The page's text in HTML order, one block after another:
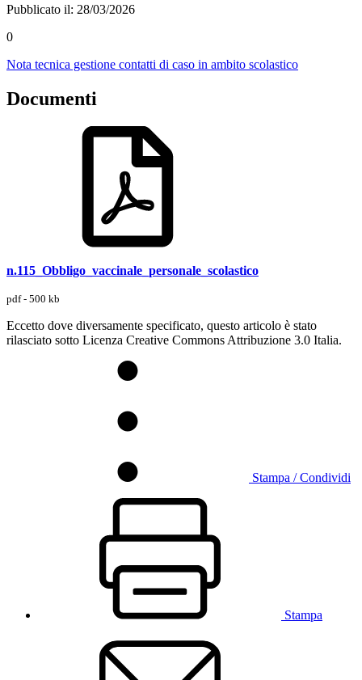
Pubblicato il: 28/03/2026
0
Nota tecnica gestione contatti di caso in ambito scolastico
Documenti
n.115_Obbligo_vaccinale_personale_scolastico
pdf - 500 kb
Eccetto dove diversamente specificato, questo articolo è stato
rilasciato sotto Licenza Creative Commons Attribuzione 3.0 Italia.
Stampa / Condividi
Stampa